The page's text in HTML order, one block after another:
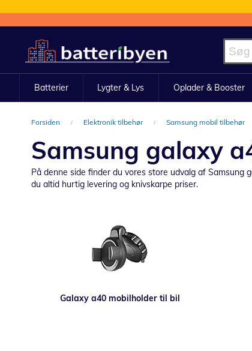
to
Content
Batterier Lygter & Lys Oplader & Booster
Forsiden Elektronik tilbehør Samsung mobil tilbehør
Samsung galaxy
På denne side finder du vores store udvalg af Samsung
du altid hurtig levering og knivskarpe priser.
Galaxy a40 mobilholder til bil